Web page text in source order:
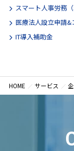
スマート人事労務
医療法人設立申請
IT導入補助金
HOME サービス